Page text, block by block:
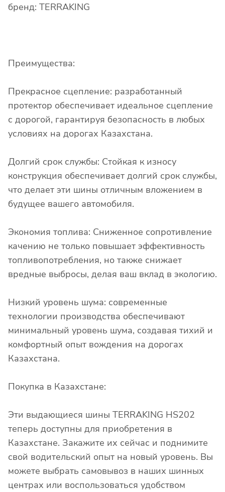
бренд: TERRAKING
Преимущества:
Прекрасное сцепление: разработанный
протектор обеспечивает идеальное сцепление
с дорогой, гарантируя безопасность в любых
условиях на дорогах Казахстана.
Долгий срок службы: Стойкая к износу
конструкция обеспечивает долгий срок службы,
что делает эти шины отличным вложением в
будущее вашего автомобиля.
Экономия топлива: Сниженное сопротивление
качению не только повышает эффективность
топливопотребления, но также снижает
вредные выбросы, делая ваш вклад в экологию.
Низкий уровень шума: современные
технологии производства обеспечивают
минимальный уровень шума, создавая тихий и
комфортный опыт вождения на дорогах
Казахстана.
Покупка в Казахстане:
Эти выдающиеся шины TERRAKING HS202
теперь доступны для приобретения в
Казахстане. Закажите их сейчас и поднимите
свой водительский опыт на новый уровень. Вы
можете выбрать самовывоз в наших шинных
центрах или воспользоваться удобством